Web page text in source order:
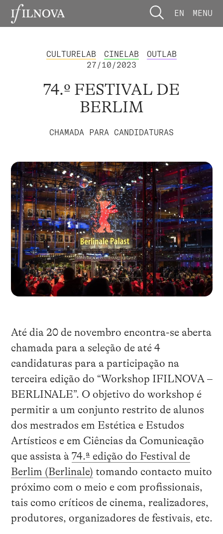
EN MENU
CULTURELAB CINELAB
OUTLAB
27/10/2023
74.º FESTIVAL DE
BERLIM
CHAMADA PARA CANDIDATURAS
Até dia 20 de novembro encontra-se aberta
chamada para a seleção de até 4
candidaturas para a participação na
terceira edição do “Workshop IFILNOVA –
BERLINALE”. O objetivo do workshop é
permitir a um conjunto restrito de alunos
dos mestrados em Estética e Estudos
Artísticos e em Ciências da Comunicação
que assista à 74.ª edição do Festival de
Berlim (Berlinale) tomando contacto muito
próximo com o meio e com profissionais,
tais como críticos de cinema, realizadores,
produtores, organizadores de festivais, etc.